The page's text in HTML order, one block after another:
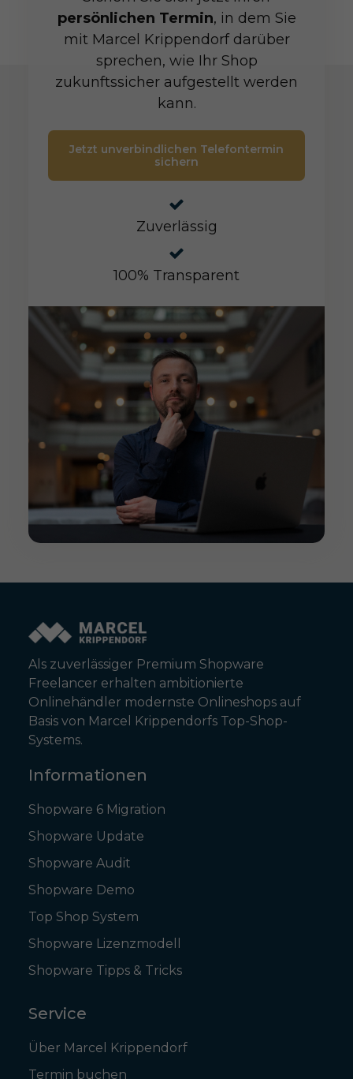
persönlichen Termin, in dem Sie
mit Marcel Krippendorf darüber
sprechen, wie Ihr Shop
zukunftssicher aufgestellt werden
kann.
Jetzt unverbindlichen Telefontermin
sichern
Zuverlässig
100% Transparent
Als zuverlässiger Premium Shopware
Freelancer erhalten ambitionierte
Onlinehändler modernste Onlineshops auf
Basis von Marcel Krippendorfs Top-Shop-
Systems.
Informationen
Shopware 6 Migration
Shopware Update
Shopware Audit
Shopware Demo
Top Shop System
Shopware Lizenzmodell
Shopware Tipps & Tricks
Service
Über Marcel Krippendorf
Termin buchen